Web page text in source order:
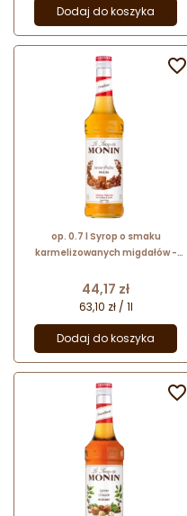
Dodaj do koszyka
op. 0.7 l Syrop o smaku
karmelizowanych migdałów -
szklana butelka
Cena
44,17 zł
63,10 zł / 1l
Dodaj do koszyka

